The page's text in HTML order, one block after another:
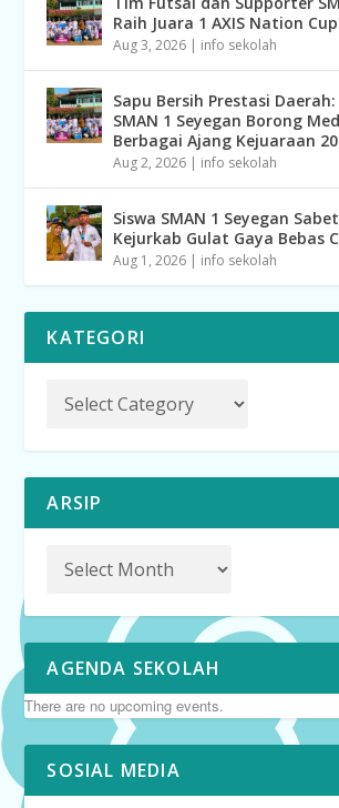
Raih Juara 1 AXIS Nation
Aug 3, 2026 | info sekolah
Sapu Bersih Prestasi
SMAN 1 Seyegan Borong
Berbagai Ajang Kejuaraan
Aug 2, 2026 | info sekolah
Siswa SMAN 1 Seyegan
Kejurkab Gulat Gaya Bebas
Aug 1, 2026 | info sekolah
KATEGORI
ARSIP
AGENDA SEKOLAH
There are no upcoming events.
SOSIAL MEDIA